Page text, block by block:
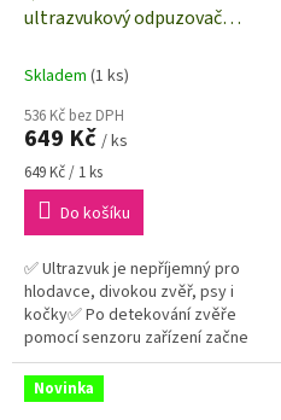
ultrazvukový odpuzovač
STREND PRO 2173024
Skladem (1 ks)
536 Kč bez DPH
649 Kč / ks
Měrná
cena:
649 Kč / 1 ks
Do košíku
✅ Ultrazvuk je nepříjemný pro
hlodavce, divokou zvěř, psy i
kočky✅ Po detekování zvěře
pomocí senzoru zařízení začne
automaticky vysílat
ultrazvukové signály
Novinka